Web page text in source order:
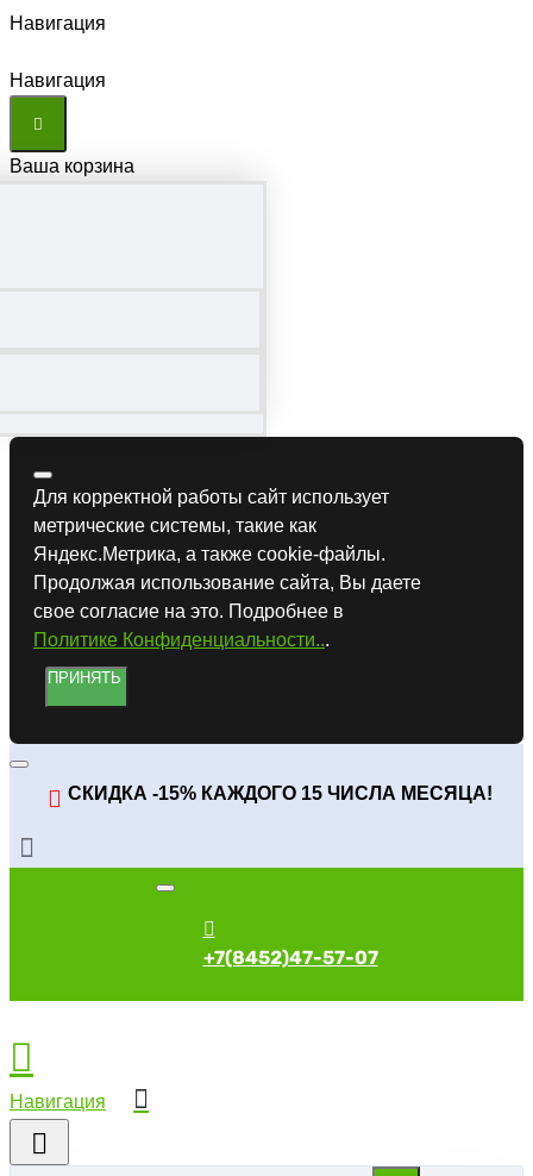
Навигация
Навигация
Ваша корзина
Для корректной работы сайт использует
метрические системы, такие как
Яндекс.Метрика, а также cookie-файлы.
Продолжая использование сайта, Вы даете
свое согласие на это. Подробнее в
Политике Конфиденциальности...
ПРИНЯТЬ
СКИДКА -15% КАЖДОГО 15 ЧИСЛА МЕСЯЦА!
+7(8452)47-57-07